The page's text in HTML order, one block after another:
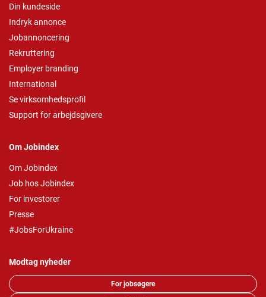
Din kundeside
Indryk annonce
Jobannoncering
Rekruttering
Employer branding
International
Se virksomhedsprofil
Support for arbejdsgivere
Om Jobindex
Om Jobindex
Job hos Jobindex
For investorer
Presse
#JobsForUkraine
Modtag nyheder
For jobsøgere